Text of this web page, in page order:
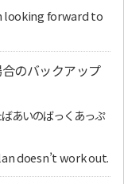
looking forward to
のバックアップ
あいのばっくあっぷ
doesn’t work out.